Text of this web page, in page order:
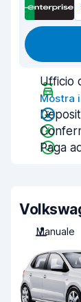
Ufficio
Mostra
Paga
Manuale